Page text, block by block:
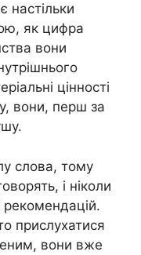
настільки
як цифра
вони
цінності
вони, перш за
слова, тому
і ніколи
рекомендацій.
прислухатися
вони вже